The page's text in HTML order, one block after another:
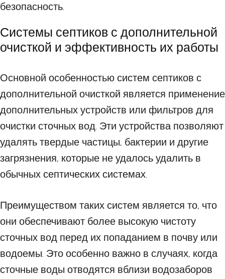
безопасность.
Системы септиков с дополнительной
очисткой и эффективность их работы
Основной особенностью систем септиков с
дополнительной очисткой является применение
дополнительных устройств или фильтров для
очистки сточных вод. Эти устройства позволяют
удалять твердые частицы, бактерии и другие
загрязнения, которые не удалось удалить в
обычных септических системах.
Преимуществом таких систем является то, что
они обеспечивают более высокую чистоту
сточных вод перед их попаданием в почву или
водоемы. Это особенно важно в случаях, когда
сточные воды отводятся вблизи водозаборов